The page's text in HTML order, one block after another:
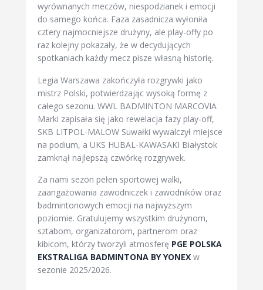
wyrównanych meczów, niespodzianek i emocji
do samego końca. Faza zasadnicza wyłoniła
cztery najmocniejsze drużyny, ale play-offy po
raz kolejny pokazały, że w decydujących
spotkaniach każdy mecz pisze własną historię.
Legia Warszawa zakończyła rozgrywki jako
mistrz Polski, potwierdzając wysoką formę z
całego sezonu. WWL BADMINTON MARCOVIA
Marki zapisała się jako rewelacja fazy play-off,
SKB LITPOL-MALOW Suwałki wywalczył miejsce
na podium, a UKS HUBAL-KAWASAKI Białystok
zamknął najlepszą czwórkę rozgrywek.
Za nami sezon pełen sportowej walki,
zaangażowania zawodniczek i zawodników oraz
badmintonowych emocji na najwyższym
poziomie. Gratulujemy wszystkim drużynom,
sztabom, organizatorom, partnerom oraz
kibicom, którzy tworzyli atmosferę PGE POLSKA
EKSTRALIGA BADMINTONA BY YONEX w
sezonie 2025/2026.